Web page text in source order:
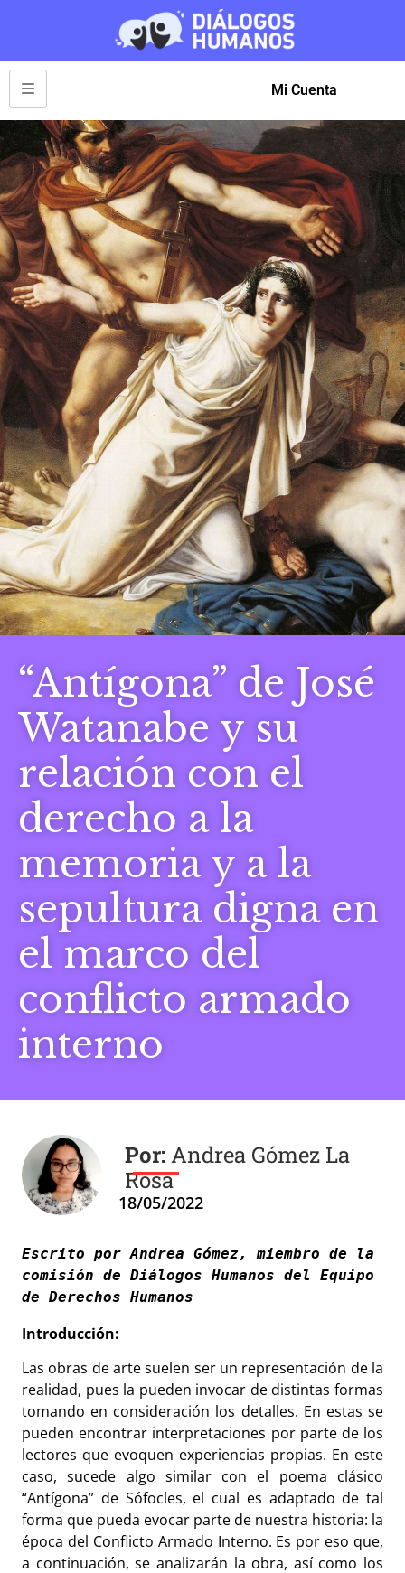
Mi Cuenta
“Antígona” de José
Watanabe y su
relación con el
derecho a la
memoria y a la
sepultura digna en
el marco del
conflicto armado
interno
Andrea Gómez La
Rosa
Escrito por Andrea Gómez, miembro de la
comisión de Diálogos Humanos del Equipo
de Derechos Humanos
Introducción:
Las obras de arte suelen ser un representación de la
realidad, pues la pueden invocar de distintas formas
tomando en consideración los detalles. En estas se
pueden encontrar interpretaciones por parte de los
lectores que evoquen experiencias propias. En este
caso, sucede algo similar con el poema clásico
“Antígona” de Sófocles, el cual es adaptado de tal
forma que pueda evocar parte de nuestra historia: la
época del Conflicto Armado Interno. Es por eso que,
a continuación, se analizarán la obra, así como los
18/05/2022